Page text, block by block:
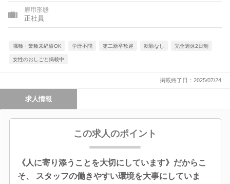
雇用形態
正社員
職種・業種未経験OK 学歴不問 第二新卒歓迎 転勤なし 完全週休2日制
女性のおしごと掲載中
掲載終了日：2025/07/24
求人情報
この求人のポイント
《人に寄り添うことを大切にしています》だからこ
そ、 スタッフの働きやすい環境を大事にしていま